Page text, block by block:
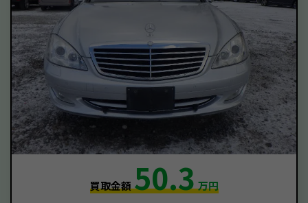
買取金額50.3万円